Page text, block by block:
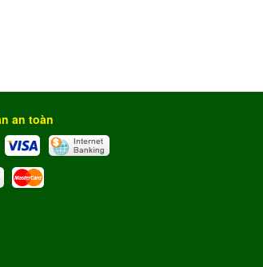
an toàn